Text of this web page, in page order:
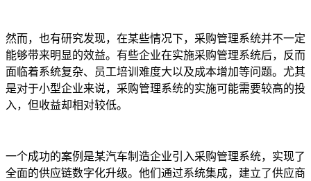
然而，也有研究发现，在某些情况下，采购管理系统并不一定
能够带来明显的效益。有些企业在实施采购管理系统后，反而
面临着系统复杂、员工培训难度大以及成本增加等问题。尤其
是对于小型企业来说，采购管理系统的实施可能需要较高的投
入，但收益却相对较低。
一个成功的案例是某汽车制造企业引入采购管理系统，实现了
全面的供应链数字化升级。他们通过系统集成，建立了供应商